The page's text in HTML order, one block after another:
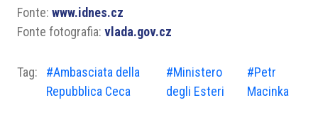
Fonte: www.idnes.cz
Fonte fotografia: vlada.gov.cz
Tag:
#Ambasciata della
Repubblica Ceca
#Ministero
degli Esteri
#Petr
Macinka